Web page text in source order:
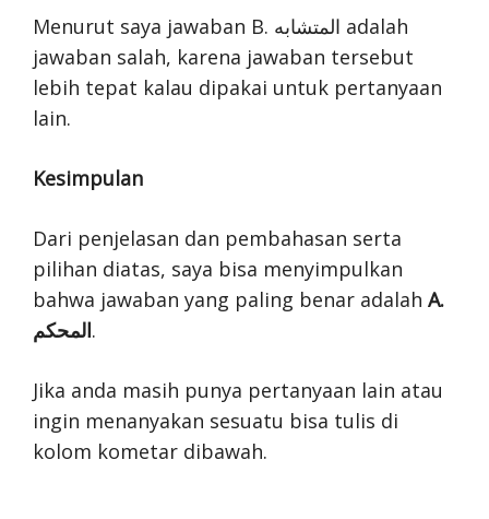
Menurut saya jawaban B. المتشابه adalah
jawaban salah, karena jawaban tersebut
lebih tepat kalau dipakai untuk pertanyaan
lain.
Kesimpulan
Dari penjelasan dan pembahasan serta
pilihan diatas, saya bisa menyimpulkan
bahwa jawaban yang paling benar adalah A.
المحكم.
Jika anda masih punya pertanyaan lain atau
ingin menanyakan sesuatu bisa tulis di
kolom kometar dibawah.